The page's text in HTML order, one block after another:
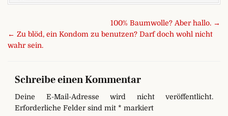
Beitragsnavigation100% Baumwolle? Aber hallo. →
← Zu blöd, ein Kondom zu benutzen? Darf doch wohl nicht
wahr sein.
Schreibe einen Kommentar
Deine E-Mail-Adresse wird nicht veröffentlicht.
Erforderliche Felder sind mit * markiert